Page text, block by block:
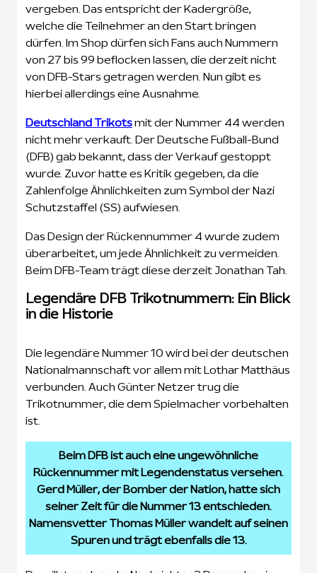
vergeben. Das entspricht der Kadergröße,
welche die Teilnehmer an den Start bringen
dürfen. Im Shop dürfen sich Fans auch Nummern
von 27 bis 99 beflocken lassen, die derzeit nicht
von DFB-Stars getragen werden. Nun gibt es
hierbei allerdings eine Ausnahme.
Deutschland Trikotsmit der Nummer 44 werden
nicht mehr verkauft. Der Deutsche Fußball-Bund
(DFB) gab bekannt, dass der Verkauf gestoppt
wurde. Zuvor hatte es Kritik gegeben, da die
Zahlenfolge Ähnlichkeiten zum Symbol der Nazi
Schutzstaffel (SS) aufwiesen.
Das Design der Rückennummer 4 wurde zudem
überarbeitet, um jede Ähnlichkeit zu vermeiden.
Beim DFB-Team trägt diese derzeit Jonathan Tah.
Legendäre DFB Trikotnummern: Ein Blick
in die Historie
Die legendäre Nummer 10 wird bei der deutschen
Nationalmannschaft vor allem mit Lothar Matthäus
verbunden. Auch Günter Netzer trug die
Trikotnummer, die dem Spielmacher vorbehalten
ist.
Beim DFB ist auch eine ungewöhnliche
Rückennummer mit Legendenstatus versehen.
Gerd Müller, der Bomber der Nation, hatte sich
seiner Zeit für die Nummer 13 entschieden.
Namensvetter Thomas Müller wandelt auf seinen
Spuren und trägt ebenfalls die 13.